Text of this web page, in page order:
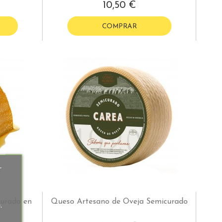
10,50 €
COMPRAR
en
Queso Artesano de Oveja Semicurado